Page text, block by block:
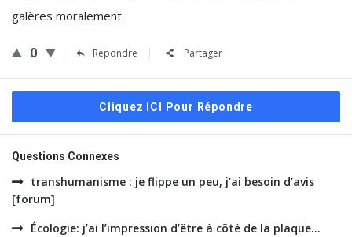
galères moralement.
0 Répondre Partager
Cliquez ICI Pour Répondre
Questions Connexes
transhumanisme : je flippe un peu, j’ai besoin d’avis
[forum]
Écologie: j’ai l’impression d’être à côté de la plaque…